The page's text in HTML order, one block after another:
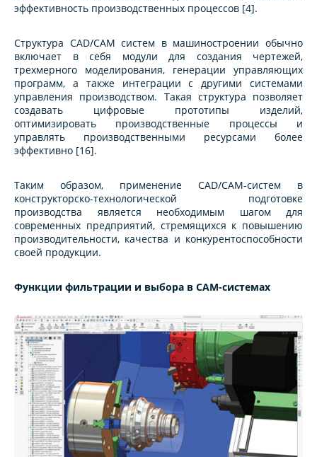
эффективность производственных процессов [4].
Структура CAD/CAM систем в машиностроении обычно
включает в себя модули для создания чертежей,
трехмерного моделирования, генерации управляющих
программ, а также интеграции с другими системами
управления производством. Такая структура позволяет
создавать цифровые прототипы изделий,
оптимизировать производственные процессы и
управлять производственными ресурсами более
эффективно [16].
Таким образом, применение CAD/CAM-систем в
конструкторско-технологической подготовке
производства является необходимым шагом для
современных предприятий, стремящихся к повышению
производительности, качества и конкурентоспособности
своей продукции.
Функции фильтрации и выбора в CAM-системах